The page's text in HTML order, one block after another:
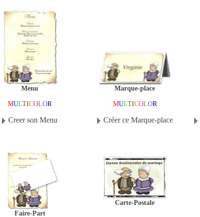
Menu
MULTICOLOR
Creer son Menu
Marque-place
MULTICOLOR
Créer ce Marque-place
Faire-Part
Carte-Postale